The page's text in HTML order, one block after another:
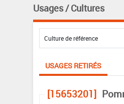
Usages / Cultures
USAGES RETIRÉS
[15653201]